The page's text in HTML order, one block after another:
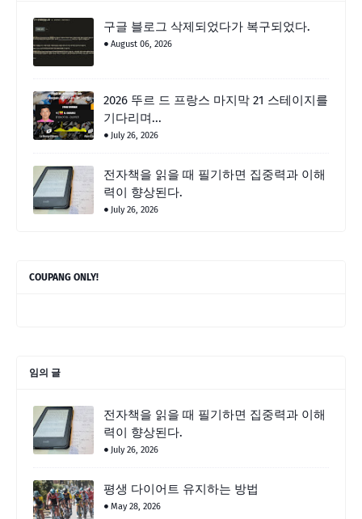
구글 블로그 삭제되었다가 복구되었다.
August 06, 2026
2026 뚜르 드 프랑스 마지막 21 스테이지를
기다리며...
July 26, 2026
전자책을 읽을 때 필기하면 집중력과 이해
력이 향상된다.
July 26, 2026
COUPANG ONLY!
임의 글
전자책을 읽을 때 필기하면 집중력과 이해
력이 향상된다.
July 26, 2026
평생 다이어트 유지하는 방법
May 28, 2026